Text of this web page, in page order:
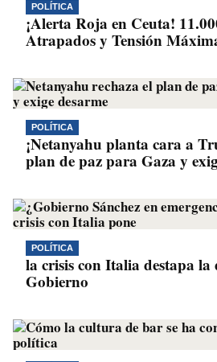
POLÍTICA
¡Alerta Roja en Ceuta!
Atrapados y Tensión
POLÍTICA
¡Netanyahu planta cara a
plan de paz para Gaza y
POLÍTICA
la crisis con Italia destapa la
Gobierno